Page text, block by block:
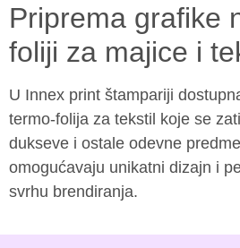
Priprema grafike
foliji za majice i
U Innex print štampariji
termo-folija za tekstil koje se
dukseve i ostale odevne
omogućavaju unikatni dizajn i
svrhu brendiranja.